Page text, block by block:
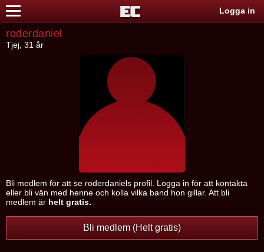
Logga in
roderdaniel
Tjej, 31 år
Bli medlem för att se roderdaniels profil. Logga in för att kontakta
eller bli vän med henne och kolla vilka band hon gillar. Att bli
medlem är helt gratis.
Bli medlem (Helt gratis)